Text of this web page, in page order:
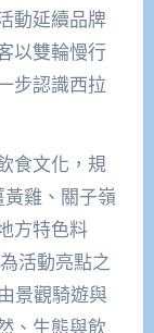
動延續品牌
以雙輪慢行
步認識西拉
食文化，規
雞、關子嶺
方特色料
活動亮點之
景觀騎遊與
、生態與飲